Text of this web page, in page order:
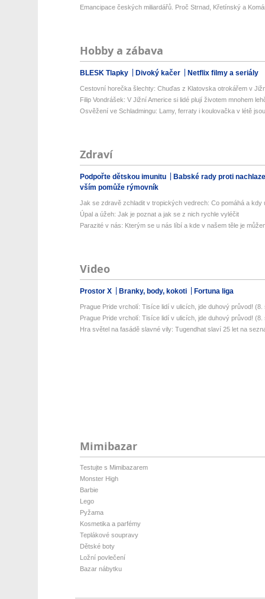
Emancipace českých miliardářů. Proč Strnad, Křetínský a
Hobby a zábava
BLESK Tlapky Divoký kačer Netflix filmy a seriály
Cestovní horečka šlechty: Chuďas z Klatovska otrokářem v
Filip Vondrášek: V Jižní Americe si lidé plují životem mnohem
Osvěžení ve Schladmingu: Lamy, ferraty i koulovačka v létě
Zdraví
Podpořte dětskou imunitu
Babské rady proti
vším pomůže rýmovník
Jak se zdravě zchladit v tropických vedrech: Co pomáhá a kdy
Úpal a úžeh: Jak je poznat a jak se z nich rychle vyléčit
Parazité v nás: Kterým se u nás líbí a kde v našem těle je
Video
Prostor X Branky, body, kokoti Fortuna liga
Prague Pride vrcholí: Tisíce lidí v ulicích, jde duhový průvod! (8.
Prague Pride vrcholí: Tisíce lidí v ulicích, jde duhový průvod! (8.
Hra světel na fasádě slavné vily: Tugendhat slaví 25 let na
Mimibazar
Testujte s Mimibazarem
Monster High
Barbie
Lego
Pyžama
Kosmetika a parfémy
Teplákové soupravy
Dětské boty
Ložní povlečení
Bazar nábytku